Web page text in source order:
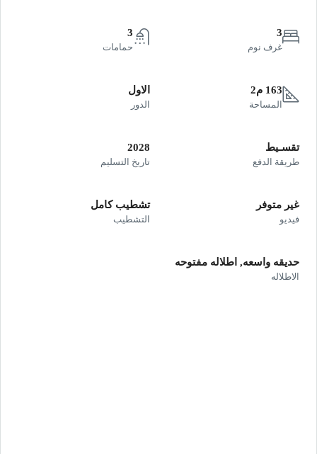
3
غرف نوم
3
حمامات
163 م2
المساحة
الاول
الدور
تقسـيط
طريقة الدفع
2028
تاريخ التسليم
غير متوفر
فيديو
تشطيب كامل
التشطيب
حديقه واسعه, اطلاله مفتوحه
الاطلاله